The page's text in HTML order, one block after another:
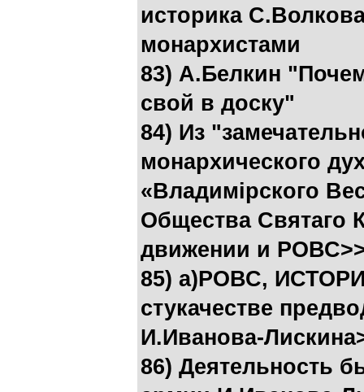
историка
монархистами
83) А.Белкин
свой в доску"
84) Из
монархического
«Владимiрского
Общества Святаго
движении и
85) а)РОВС,
стукачестве
И.Иванова-
86) Деятельность